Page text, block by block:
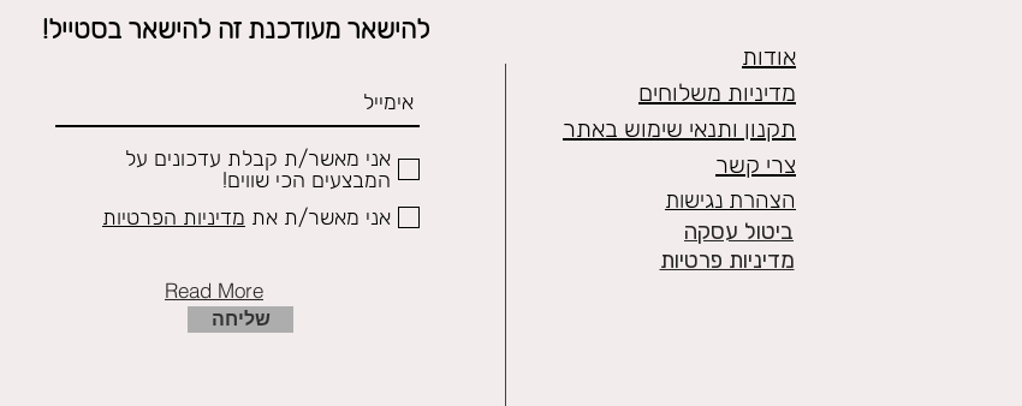
להישאר מעודכנת זה להישאר בסטייל!
אני מאשר/ת קבלת עדכונים על
המבצעים הכי שווים!
אני מאשר/ת את מדיניות הפרטיות
שליחה
אודות
מדיניות משלוחים
תקנון ותנאי שימוש באתר
צרי קשר
הצהרת נגישות
מדיניות פרטיות
ביטול עסקה
Read More